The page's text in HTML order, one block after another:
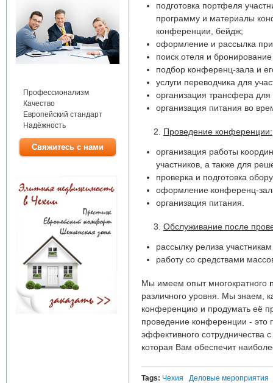
Профессионализм
Качество
Европейский стандарт
Надёжность
Свяжитесь с нами
подготовка портфеля
программу и материалы
конференции, бейдж;
оформление и рассылка
поиск отеля и
подбор конференц-зала и
услуги переводчика для
организация трансфера для
организация питания во
2. Проведение конференции:
организация работы
участников, а также для
проверка и подготовка
оформление конференц-
организация питания.
3. Обслуживание после
рассылку релиза
работу со средствами
Мы имеем опыт многократного
различного уровня. Мы знаем,
конференцию и продумать её
проведение конференции - это
эффективного сотрудничества
которая Вам обеспечит
Tags: Чехия Деловые мероприятия